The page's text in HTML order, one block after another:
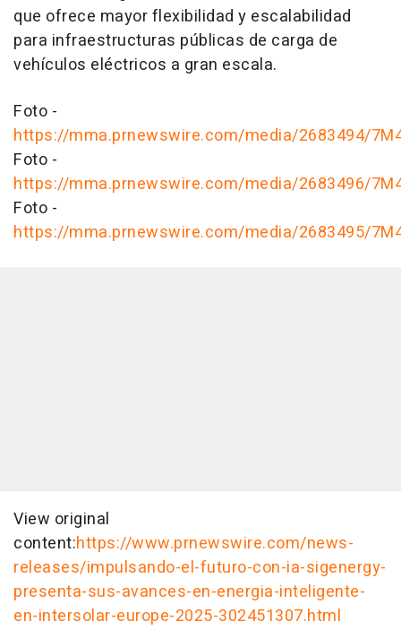
que ofrece mayor flexibilidad y escalabilidad
para infraestructuras públicas de carga de
vehículos eléctricos a gran escala.
Foto -
https://mma.prnewswire.com/media/2683494/
Foto -
https://mma.prnewswire.com/media/2683496/
Foto -
https://mma.prnewswire.com/media/2683495/
View original
content:https://www.prnewswire.com/news-
releases/impulsando-el-futuro-con-ia-sigenergy-
presenta-sus-avances-en-energia-inteligente-
en-intersolar-europe-2025-302451307.html